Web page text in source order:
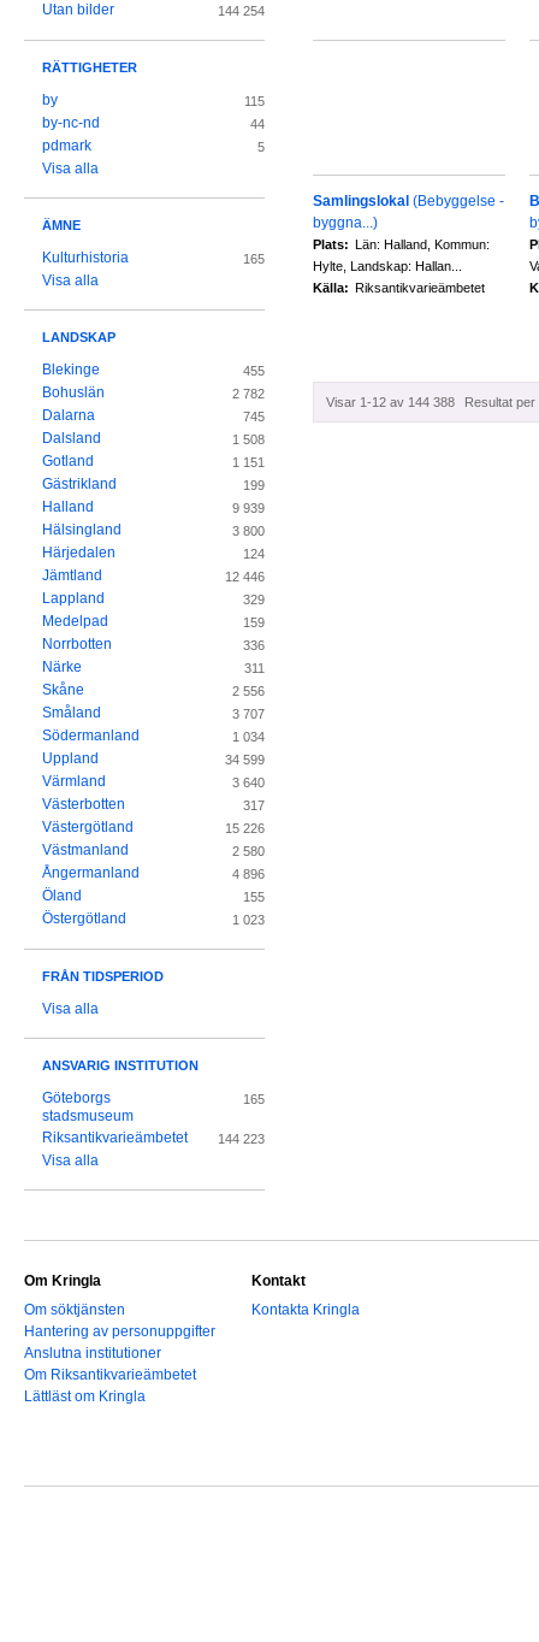
Samlingslokal (Bebyggelse -
byggna...)
Plats: Län: Halland, Kommun:
Hylte, Landskap: Hallan...
Källa: Riksantikvarieämbetet
Visar 1-12 av 144 388 Resultat per
Utan bilder 144 254
RÄTTIGHETER
by 115
by-nc-nd 44
pdmark 5
Visa alla
ÄMNE
Kulturhistoria 165
Visa alla
LANDSKAP
Blekinge 455
Bohuslän 2 782
Dalarna 745
Dalsland 1 508
Gotland 1 151
Gästrikland 199
Halland 9 939
Hälsingland 3 800
Härjedalen 124
Jämtland 12 446
Lappland 329
Medelpad 159
Norrbotten 336
Närke 311
Skåne 2 556
Småland 3 707
Södermanland 1 034
Uppland 34 599
Värmland 3 640
Västerbotten 317
Västergötland 15 226
Västmanland 2 580
Ångermanland 4 896
Öland 155
Östergötland 1 023
FRÅN TIDSPERIOD
Visa alla
ANSVARIG INSTITUTION
Göteborgs
stadsmuseum
165
Riksantikvarieämbetet 144 223
Visa alla
Om Kringla
Om söktjänsten
Hantering av personuppgifter
Anslutna institutioner
Om Riksantikvarieämbetet
Lättläst om Kringla
Kontakt
Kontakta Kringla